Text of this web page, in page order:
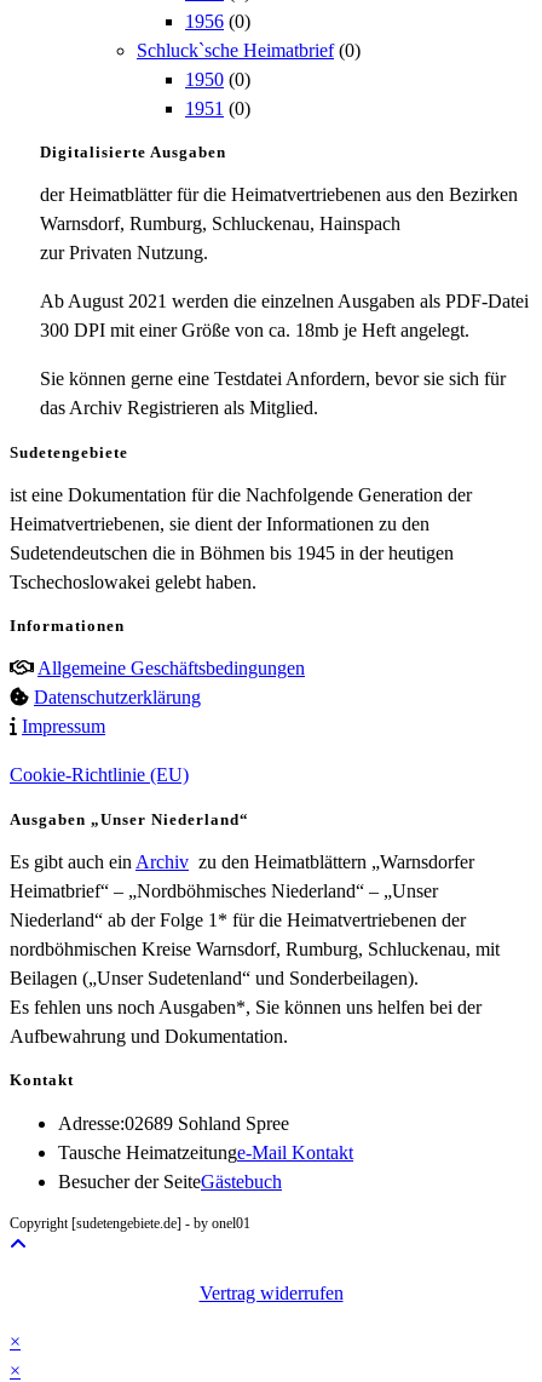
1956 (0)
Schluck`sche Heimatbrief (0)
1950 (0)
1951 (0)
Digitalisierte Ausgaben
der Heimatblätter für die Heimatvertriebenen aus den Bezirken
Warnsdorf, Rumburg, Schluckenau, Hainspach
zur Privaten Nutzung.
Ab August 2021 werden die einzelnen Ausgaben als PDF-Datei
300 DPI mit einer Größe von ca. 18mb je Heft angelegt.
Sie können gerne eine Testdatei Anfordern, bevor sie sich für
das Archiv Registrieren als Mitglied.
Sudetengebiete
ist eine Dokumentation für die Nachfolgende Generation der
Heimatvertriebenen, sie dient der Informationen zu den
Sudetendeutschen die in Böhmen bis 1945 in der heutigen
Tschechoslowakei gelebt haben.
Informationen
Allgemeine Geschäftsbedingungen
Datenschutzerklärung
Impressum
Cookie-Richtlinie (EU)
Ausgaben „Unser Niederland“
Es gibt auch ein Archiv zu den Heimatblättern „Warnsdorfer
Heimatbrief“ – „Nordböhmisches Niederland“ – „Unser
Niederland“ ab der Folge 1* für die Heimatvertriebenen der
nordböhmischen Kreise Warnsdorf, Rumburg, Schluckenau, mit
Beilagen („Unser Sudetenland“ und Sonderbeilagen).
Es fehlen uns noch Ausgaben*, Sie können uns helfen bei der
Aufbewahrung und Dokumentation.
Kontakt
Adresse:02689 Sohland Spree
Tausche Heimatzeitunge-Mail KontaktOpens
Besucher der SeiteGästebuch
Copyright [sudetengebiete.de] - by onel01
Vertrag widerrufen
×
×